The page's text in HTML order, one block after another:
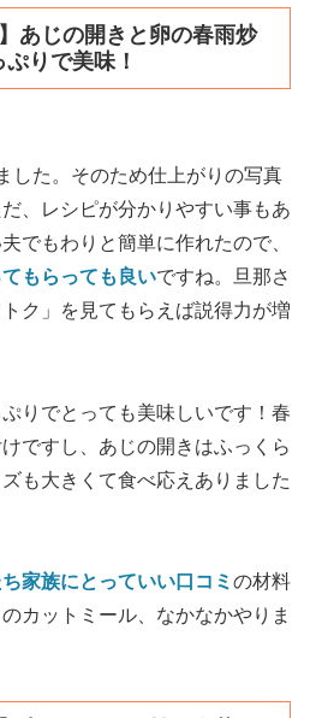
あじの開きと卵の春雨炒
りで美味！
した。そのため仕上がりの写真
、レシピが分かりやすい事もあ
でもわりと簡単に作れたので、
もらっても良いですね。旦那さ
ク」を見てもらえば説得力が増
りでとっても美味しいです！春
ですし、あじの開きはふっくら
も大きくて食べ応えありました
家族にとっていい口コミ の材料
カットミール、なかなかやりま